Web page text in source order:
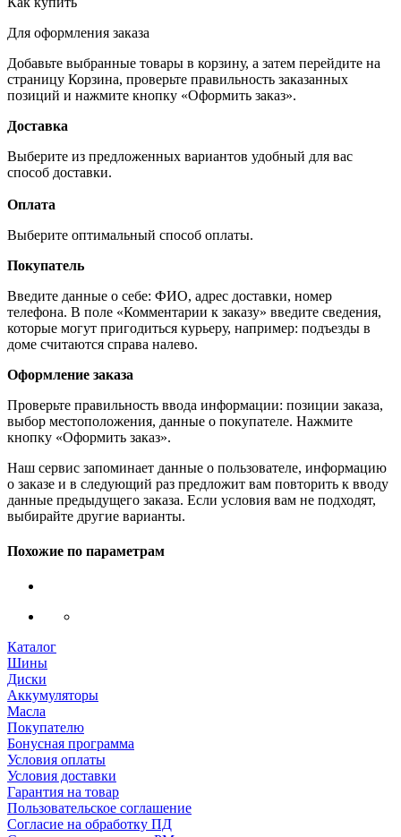
Для оформления заказа
Добавьте выбранные товары в корзину, а затем перейдите на
страницу Корзина, проверьте правильность заказанных
позиций и нажмите кнопку «Оформить заказ».
Доставка
Выберите из предложенных вариантов удобный для вас
способ доставки.
Оплата
Выберите оптимальный способ оплаты.
Покупатель
Введите данные о себе: ФИО, адрес доставки, номер
телефона. В поле «Комментарии к заказу» введите сведения,
которые могут пригодиться курьеру, например: подъезды в
доме считаются справа налево.
Оформление заказа
Проверьте правильность ввода информации: позиции заказа,
выбор местоположения, данные о покупателе. Нажмите
кнопку «Оформить заказ».
Наш сервис запоминает данные о пользователе, информацию
о заказе и в следующий раз предложит вам повторить к вводу
данные предыдущего заказа. Если условия вам не подходят,
выбирайте другие варианты.
Похожие по параметрам
Каталог
Шины
Диски
Аккумуляторы
Масла
Покупателю
Бонусная программа
Условия оплаты
Условия доставки
Гарантия на товар
Пользовательское соглашение
Согласие на обработку ПД